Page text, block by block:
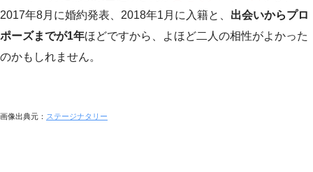
2017年8月に婚約発表、2018年1月に入籍と、 出会いからプロ
ポーズまでが1年ほどですから、よほど二人の相性がよかった
のかもしれません。
画像出典元： ステージナタリー